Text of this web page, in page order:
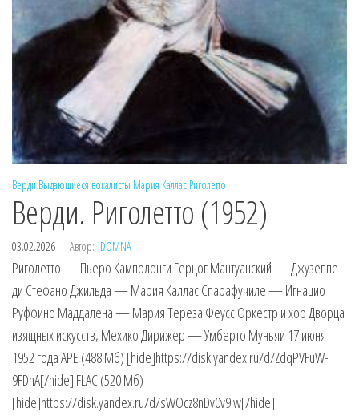
Верди Выдающиеся вокалисты Мария Каллас Риголетто
Верди. Риголетто (1952)
03.02.2026 Автор: DOMNA
Риголетто — Пьеро Камполонги Герцог Мантуанский — Джузеппе
ди Стефано Джильда — Мария Каллас Спарафучиле — Игнацио
Руффино Маддалена — Мария Тереза Феусс Оркестр и хор Дворца
изящных искусств, Мехико Дирижер — Умберто Муньяи 17 июня
1952 года APE (488 Мб) [hide]https://disk.yandex.ru/d/ZdqPVFuW-
9FDnA[/hide] FLAC (520 Мб)
[hide]https://disk.yandex.ru/d/sWOcz8nDv0v9Iw[/hide]